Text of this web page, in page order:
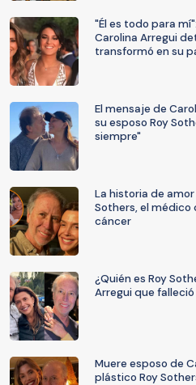
"Él es todo para
Carolina Arregui
transformó en su
El mensaje de
su esposo Roy
siempre"
La historia de
Sothers, el
cáncer
¿Quién es Roy
Arregui que
Muere esposo de
plástico Roy